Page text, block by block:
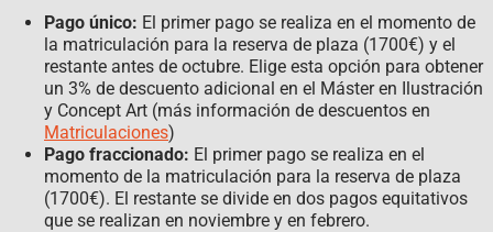
Pago único: El primer pago se realiza en el momento de
la matriculación para la reserva de plaza (1700€) y el
restante antes de octubre. Elige esta opción para obtener
un 3% de descuento adicional en el Máster en Ilustración
y Concept Art (más información de descuentos en
Matriculaciones)
Pago fraccionado: El primer pago se realiza en el
momento de la matriculación para la reserva de plaza
(1700€). El restante se divide en dos pagos equitativos
que se realizan en noviembre y en febrero.